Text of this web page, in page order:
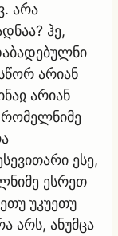
არა
ჰე,
არიან
არიან
ესე,
ესრეთ
უკუეთუ
არს, ანუმცა